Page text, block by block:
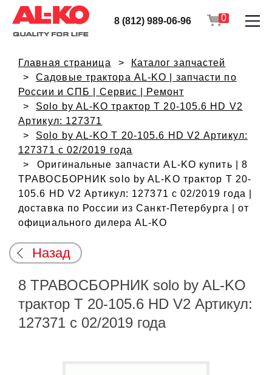
8 (812) 989-06-96 0
Главная страница
Каталог запчастей
Садовые трактора AL-KO | запчасти по
России и СПБ | Сервис | Ремонт
Solo by AL-KO трактор T 20-105.6 HD V2
Артикул: 127371
Solo by AL-KO T 20-105.6 HD V2 Артикул:
127371 с 02/2019 года
Оригинальные запчасти AL-KO купить | 8
ТРАВОСБОРНИК solo by AL-KO трактор T 20-
105.6 HD V2 Артикул: 127371 с 02/2019 года |
доставка по России из Санкт-Петербурга | от
официального дилера AL-KO
Назад
8 ТРАВОСБОРНИК solo by AL-KO
трактор T 20-105.6 HD V2 Артикул:
127371 с 02/2019 года